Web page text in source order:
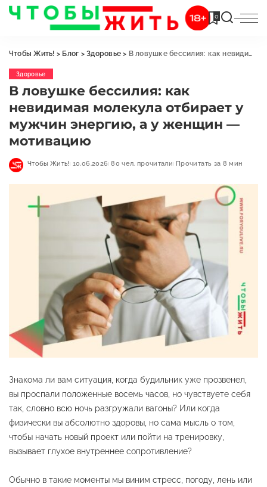
0
Чтобы Жить! > Блог >Здоровье > В ловушке бессилия: как невидимая молекула отбирает у мужчин энергию, а у женщин — мотивацию
Здоровье
В ловушке бессилия: как
невидимая молекула отбирает у
мужчин энергию, а у женщин —
мотивацию
Чтобы Жить! 10.06.2026 80 чел. прочитали Прочитать за 8 мин
Знакома ли вам ситуация, когда будильник уже прозвенел,
вы проспали положенные восемь часов, но чувствуете себя
так, словно всю ночь разгружали вагоны? Или когда
физически вы абсолютно здоровы, но сама мысль о том,
чтобы начать новый проект или пойти на тренировку,
вызывает глухое внутреннее сопротивление?
Обычно в такие моменты мы виним стресс, погоду, лень или